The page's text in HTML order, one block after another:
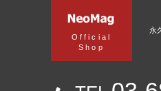
Official
Shop
永